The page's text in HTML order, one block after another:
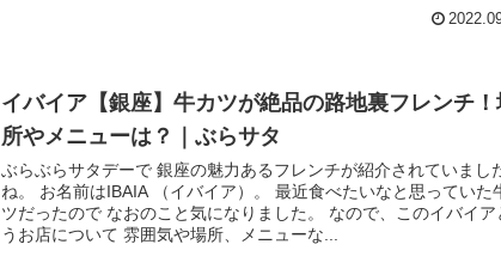
イバイア【銀座】牛カツが絶品の路地裏フレンチ！
所やメニューは？｜ぶらサタ
ぶらぶらサタデーで 銀座の魅力あるフレンチが紹介されていまし
ね。 お名前はIBAIA （イバイア）。 最近食べたいなと思っていた
ツだったので なおのこと気になりました。 なので、このイバイア
うお店について 雰囲気や場所、メニューな...